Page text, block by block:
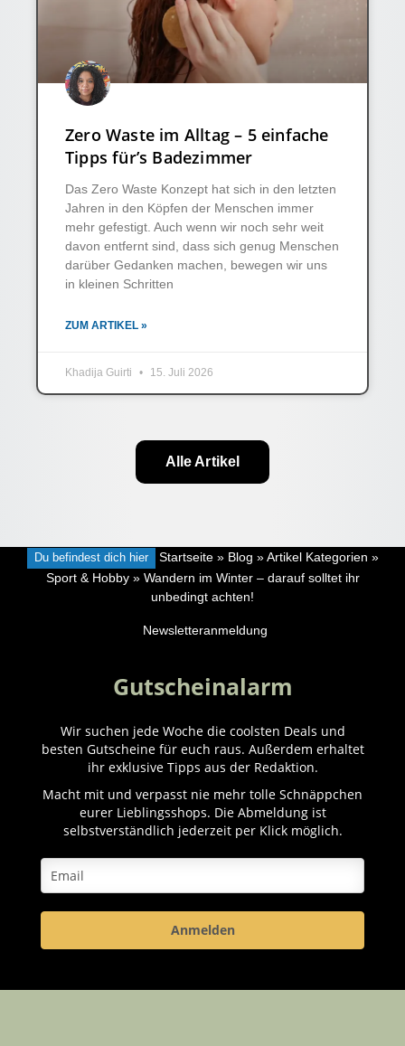
Zero Waste im Alltag – 5 einfache
Tipps für’s Badezimmer
Das Zero Waste Konzept hat sich in den letzten
Jahren in den Köpfen der Menschen immer
mehr gefestigt. Auch wenn wir noch sehr weit
davon entfernt sind, dass sich genug Menschen
darüber Gedanken machen, bewegen wir uns
in kleinen Schritten
ZUM ARTIKEL »
Khadija Guirti 15. Juli 2026
Alle Artikel
Du befindest dich hier Startseite» Blog » Artikel Kategorien »
Sport & Hobby» Wandern im Winter – darauf solltet ihr
unbedingt achten!
Newsletteranmeldung
Gutscheinalarm
Wir suchen jede Woche die coolsten Deals und
besten Gutscheine für euch raus. Außerdem erhaltet
ihr exklusive Tipps aus der Redaktion.
Macht mit und verpasst nie mehr tolle Schnäppchen
eurer Lieblingsshops. Die Abmeldung ist
selbstverständlich jederzeit per Klick möglich.
Anmelden